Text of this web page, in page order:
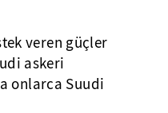
veren güçler
askeri
onlarca Suudi